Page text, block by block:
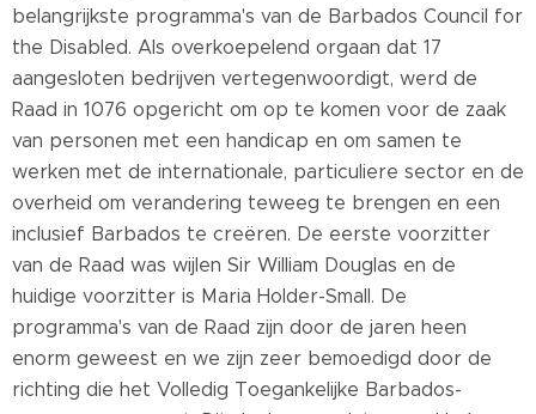
belangrijkste programma's van de Barbados Council for
the Disabled. Als overkoepelend orgaan dat 17
aangesloten bedrijven vertegenwoordigt, werd de
Raad in 1076 opgericht om op te komen voor de zaak
van personen met een handicap en om samen te
werken met de internationale, particuliere sector en de
overheid om verandering teweeg te brengen en een
inclusief Barbados te creëren. De eerste voorzitter
van de Raad was wijlen Sir William Douglas en de
huidige voorzitter is Maria Holder-Small. De
programma's van de Raad zijn door de jaren heen
enorm geweest en we zijn zeer bemoedigd door de
richting die het Volledig Toegankelijke Barbados-